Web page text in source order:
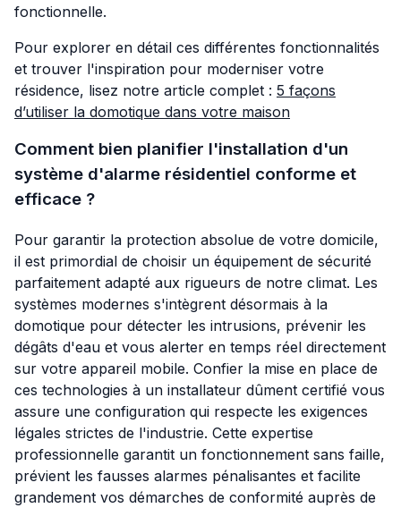
fonctionnelle.
Pour explorer en détail ces différentes fonctionnalités
et trouver l'inspiration pour moderniser votre
résidence, lisez notre article complet : 5 façons
d’utiliser la domotique dans votre maison
Comment bien planifier l'installation d'un
système d'alarme résidentiel conforme et
efficace ?
Pour garantir la protection absolue de votre domicile,
il est primordial de choisir un équipement de sécurité
parfaitement adapté aux rigueurs de notre climat. Les
systèmes modernes s'intègrent désormais à la
domotique pour détecter les intrusions, prévenir les
dégâts d'eau et vous alerter en temps réel directement
sur votre appareil mobile. Confier la mise en place de
ces technologies à un installateur dûment certifié vous
assure une configuration qui respecte les exigences
légales strictes de l'industrie. Cette expertise
professionnelle garantit un fonctionnement sans faille,
prévient les fausses alarmes pénalisantes et facilite
grandement vos démarches de conformité auprès de